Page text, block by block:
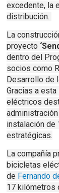
excedente, la
distribución.
La
proyecto
dentro del
socios como
Desarrollo de
Gracias a
eléctricos
instalación de
estratégicas.
La compañía
bicicletas
de Fernando
17 kilómetros